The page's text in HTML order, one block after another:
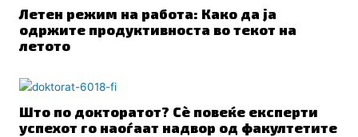
Летен режим на работа: Како да ја
одржите продуктивноста во текот на
летото
Што по докторатот? Сè повеќе експерти
успехот го наоѓаат надвор од факултетите